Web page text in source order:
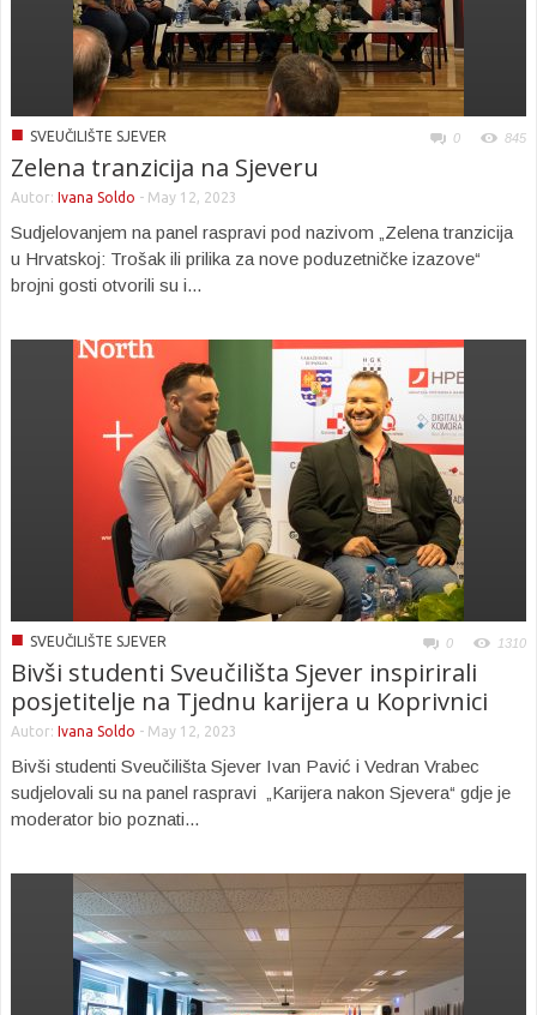
■ SVEUČILIŠTE SJEVER 0 845
Zelena tranzicija na Sjeveru
Autor: Ivana Soldo - May 12, 2023
Sudjelovanjem na panel raspravi pod nazivom „Zelena tranzicija
u Hrvatskoj: Trošak ili prilika za nove poduzetničke izazove“
brojni gosti otvorili su i...
■ SVEUČILIŠTE SJEVER 0 1310
Bivši studenti Sveučilišta Sjever inspirirali
posjetitelje na Tjednu karijera u Koprivnici
Autor: Ivana Soldo - May 12, 2023
Bivši studenti Sveučilišta Sjever Ivan Pavić i Vedran Vrabec
sudjelovali su na panel raspravi „Karijera nakon Sjevera“ gdje je
moderator bio poznati...